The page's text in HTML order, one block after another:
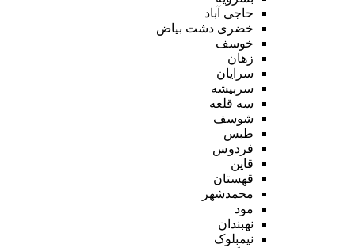
حاجی آباد
خضری دشت بیاض
خوسف
زهان
سرایان
سربیشه
سه قلعه
شوسف
طبس
فردوس
قاین
قهستان
محمدشهر
مود
نهبندان
نیمبلوک